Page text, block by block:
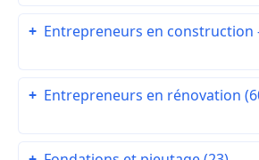
+ Entrepreneurs en construction
+ Entrepreneurs en rénovation